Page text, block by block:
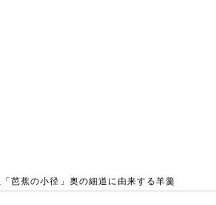
「芭蕉の小径」奥の細道に由来する羊羹